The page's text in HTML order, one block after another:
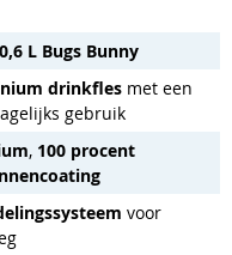
L Bugs Bunny
drinkfles met een
gebruik
, 100 procent
voor